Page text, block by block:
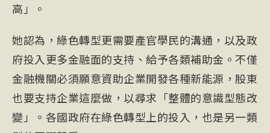
高」。
她認為，綠色轉型更需要產官學民的溝通，以及政
府投入更多金融面的支持、給予各類補助金。不僅
金融機關必須願意資助企業開發各種新能源，股東
也要支持企業這麼做，以尋求「整體的意識型態改
變」。各國政府在綠色轉型上的投入，也是另一類